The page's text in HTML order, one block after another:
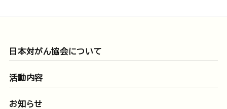
日本対がん協会について
活動内容
お知らせ